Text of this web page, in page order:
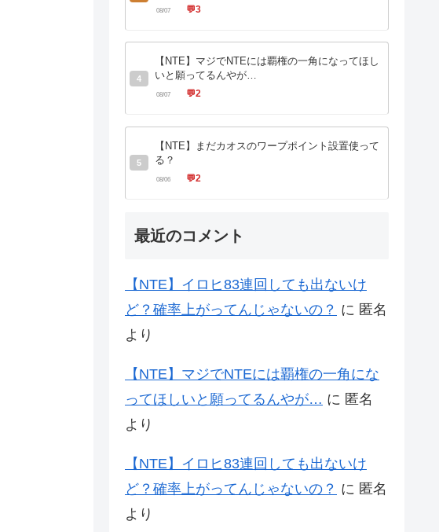
08/07 💬3
4
【NTE】マジでNTEには覇権の一角になってほし
いと願ってるんやが…
08/07 💬2
5
【NTE】まだカオスのワープポイント設置使って
る？
08/06 💬2
最近のコメント
【NTE】イロヒ83連回しても出ないけ
ど？確率上がってんじゃないの？ に 匿名
より
【NTE】マジでNTEには覇権の一角にな
ってほしいと願ってるんやが… に 匿名
より
【NTE】イロヒ83連回しても出ないけ
ど？確率上がってんじゃないの？ に 匿名
より